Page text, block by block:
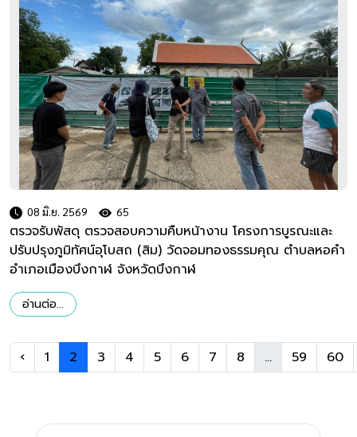
08 มิ.ย. 2569 65
ตรวจรับพัสดุ ตรวจสอบความคืบหน้างาน โครงการบูรณะและ
ปรับปรุงภูมิทัศน์อุโบสถ (สิม) วัดจอมทองธรรมคุณ ตำบลหอคำ
อำเภอเมืองบึงกาฬ จังหวัดบึงกาฬ
อ่านต่อ...
‹ 1 2 3 4 5 6 7 8 ... 59 60